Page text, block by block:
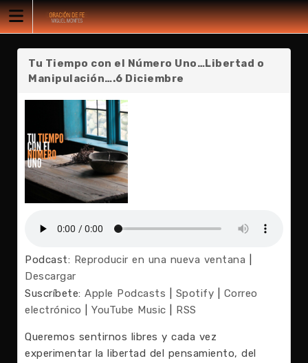
Tu Tiempo con el Número Uno…Libertad o
Manipulación….6 Diciembre
Podcast: Reproducir en una nueva ventana
Descargar
Suscríbete: Apple Podcasts Spotify
Correo
electrónico
YouTube Music RSS
Queremos sentirnos libres y cada vez
experimentar la libertad del pensamiento, del